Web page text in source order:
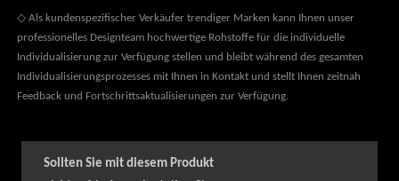
◇ Als kundenspezifischer Verkäufer trendiger Marken kann Ihnen unser
professionelles Designteam hochwertige Rohstoffe für die individuelle
Individualisierung zur Verfügung stellen und bleibt während des gesamten
Individualisierungsprozesses mit Ihnen in Kontakt und stellt Ihnen zeitnah
Feedback und Fortschrittsaktualisierungen zur Verfügung.
Sollten Sie mit diesem Produkt